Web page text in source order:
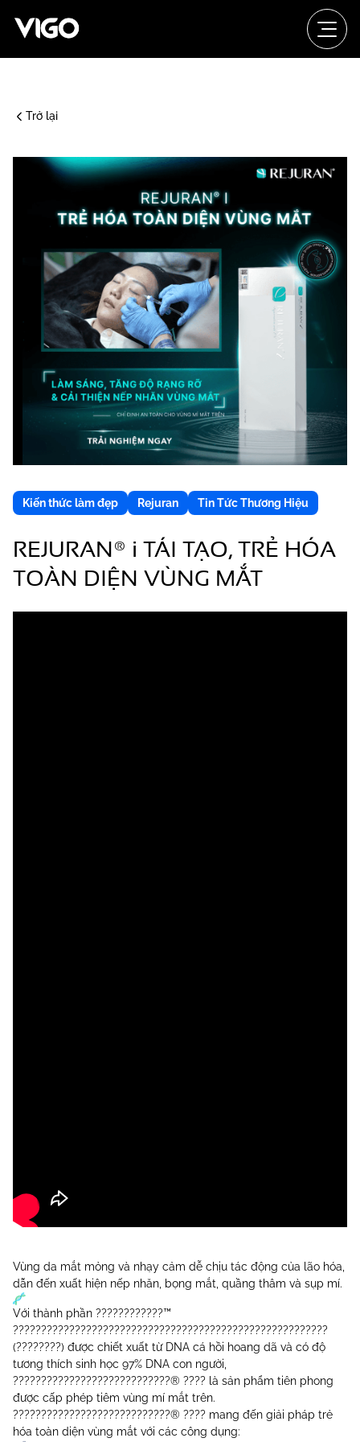
Trở lại
Kiến thức làm đẹp Rejuran Tin Tức Thương Hiệu
REJURAN® i TÁI TẠO, TRẺ HÓA
TOÀN DIỆN VÙNG MẮT
Vùng da mắt mỏng và nhạy cảm dễ chịu tác động của lão hóa,
dẫn đến xuất hiện nếp nhăn, bọng mắt, quầng thâm và sụp mí.
Với thành phần ????????????™
????????????????????????????????????????????????????????
(????????) được chiết xuất từ DNA cá hồi hoang dã và có độ
tương thích sinh học 97% DNA con người,
????????????????????????????® ???? là sản phẩm tiên phong
được cấp phép tiêm vùng mí mắt trên.
????????????????????????????® ???? mang đến giải pháp trẻ
hóa toàn diện vùng mắt với các công dụng: